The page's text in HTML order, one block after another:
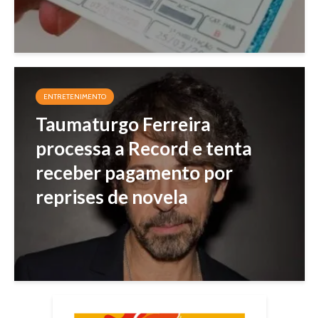
ENTRETENIMENTO
Taumaturgo Ferreira
processa a Record e tenta
receber pagamento por
reprises de novela